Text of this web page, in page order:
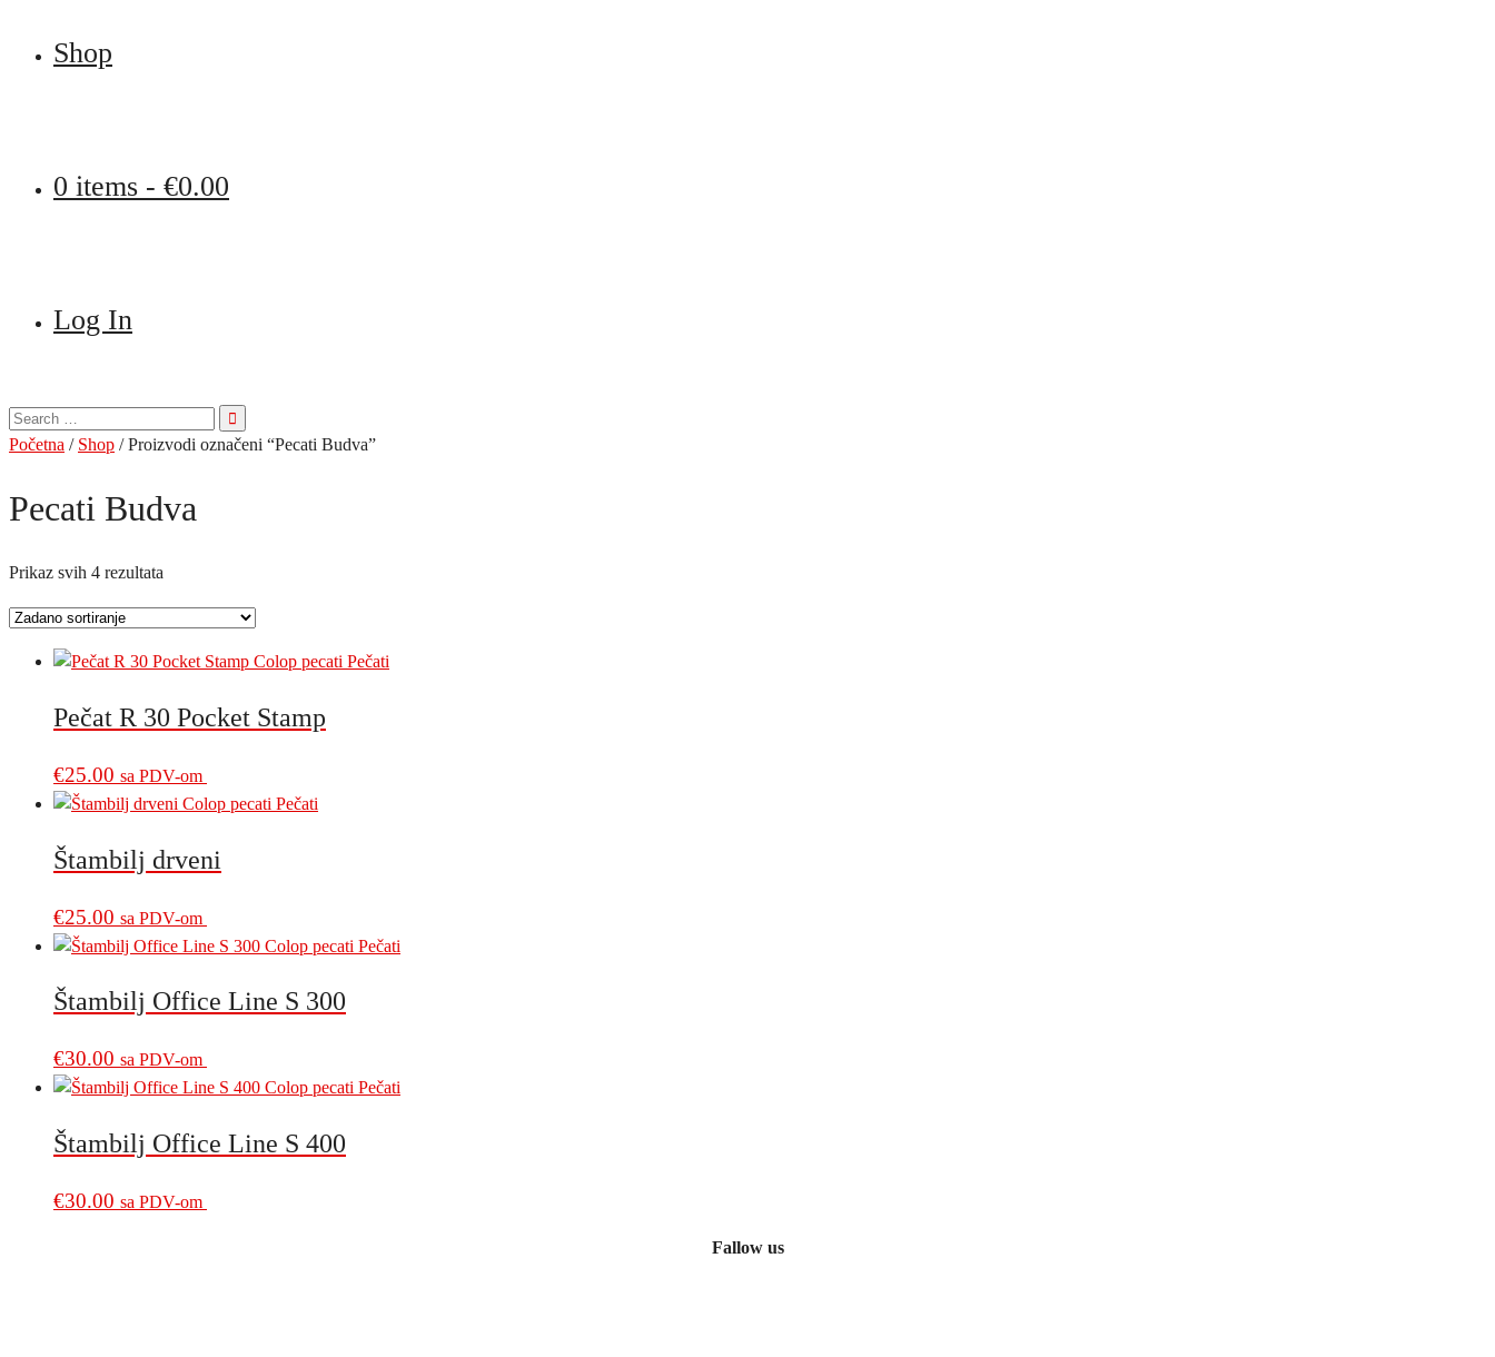
Shop
0 items - €0.00
Log In
Pretraga
za:
Početna / Shop / Proizvodi označeni “Pecati Budva”
Pecati Budva
Prikaz svih 4 rezultata
Pečat R 30 Pocket Stamp
€25.00 sa PDV-om
Štambilj drveni
€25.00 sa PDV-om
Štambilj Office Line S 300
€30.00 sa PDV-om
Štambilj Office Line S 400
€30.00 sa PDV-om
Fallow us